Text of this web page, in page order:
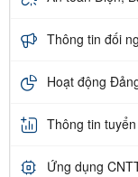
Thông tin đối
Hoạt động
Thông tin
Ứng dụng